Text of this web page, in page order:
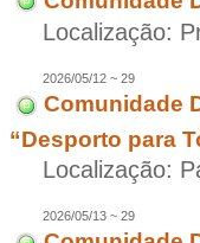
Localização:
2026/05/12 ~ 29
Comunidade
“Desporto para
Localização:
2026/05/13 ~ 29